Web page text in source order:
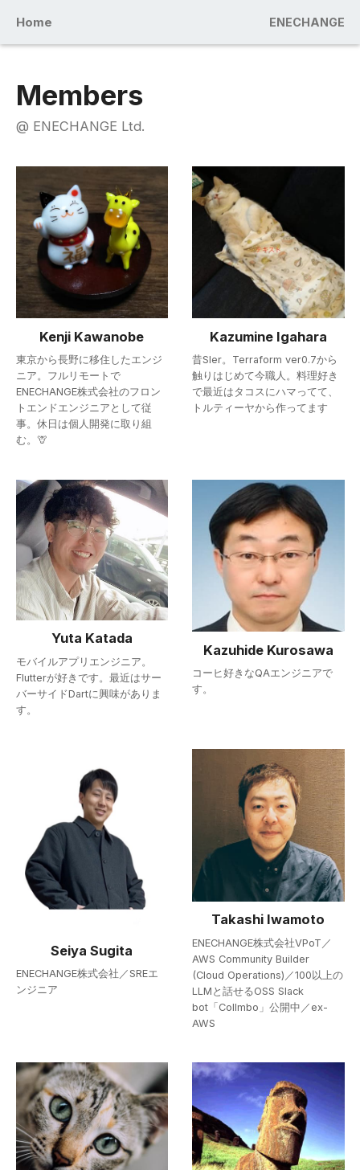
Home ENECHANGE
Members
@ ENECHANGE Ltd.
Kenji Kawanobe
東京から長野に移住したエンジ
ニア。フルリモートで
ENECHANGE株式会社のフロン
トエンドエンジニアとして従
事。休日は個人開発に取り組
む。🦒
Kazumine Igahara
昔SIer。Terraform ver0.7から
触りはじめて今職人。料理好き
で最近はタコスにハマってて、
トルティーヤから作ってます
Yuta Katada
モバイルアプリエンジニア。
Flutterが好きです。最近はサー
バーサイドDartに興味がありま
す。
Kazuhide Kurosawa
コーヒ好きなQAエンジニアで
す。
Seiya Sugita
ENECHANGE株式会社／SREエ
ンジニア
Takashi Iwamoto
ENECHANGE株式会社VPoT／
AWS Community Builder
(Cloud Operations)／100以上の
LLMと話せるOSS Slack
bot「Collmbo」公開中／ex-
AWS